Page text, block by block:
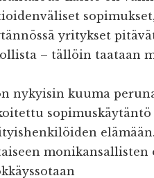
yritykset
– tällöin taataan
nykyisin kuuma